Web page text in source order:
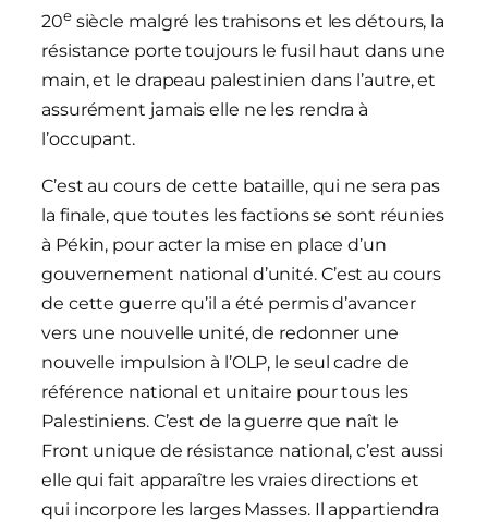
20esiècle malgré les trahisons et les détours, la
résistance porte toujours le fusil haut dans une
main, et le drapeau palestinien dans l’autre, et
assurément jamais elle ne les rendra à
l’occupant.
C’est au cours de cette bataille, qui ne sera pas
la finale, que toutes les factions se sont réunies
à Pékin, pour acter la mise en place d’un
gouvernement national d’unité. C’est au cours
de cette guerre qu’il a été permis d’avancer
vers une nouvelle unité, de redonner une
nouvelle impulsion à l’OLP, le seul cadre de
référence national et unitaire pour tous les
Palestiniens. C’est de la guerre que naît le
Front unique de résistance national, c’est aussi
elle qui fait apparaître les vraies directions et
qui incorpore les larges Masses. Il appartiendra